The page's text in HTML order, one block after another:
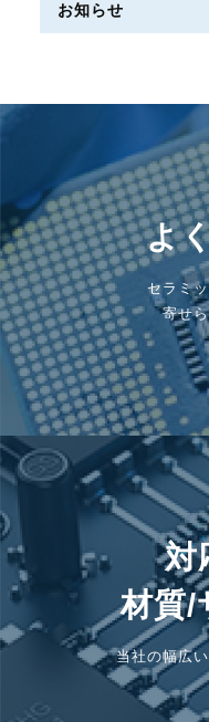
お知らせ
よ
セラミ
寄せ
対
材質/
当社の幅広